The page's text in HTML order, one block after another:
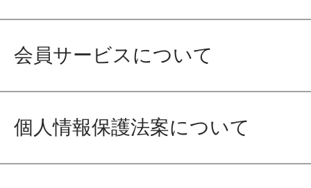
会員サービスについて
個人情報保護法案について